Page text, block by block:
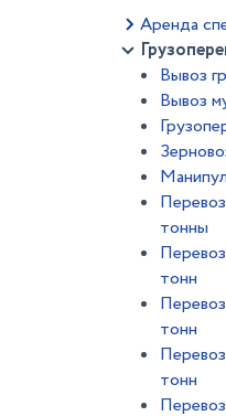
Аренда
Вывоз
Вывоз
тонны
тонн
тонн
тонн